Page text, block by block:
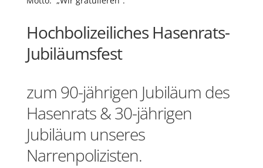
Hochbolizeiliches Hasenrats-
Jubiläumsfest
zum 90-jährigen Jubiläum des
Hasenrats & 30-jährigen
Jubiläum unseres
Narrenpolizisten.